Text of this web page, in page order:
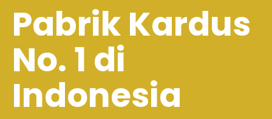
Pabrik Kardus
No. 1 di
Indonesia